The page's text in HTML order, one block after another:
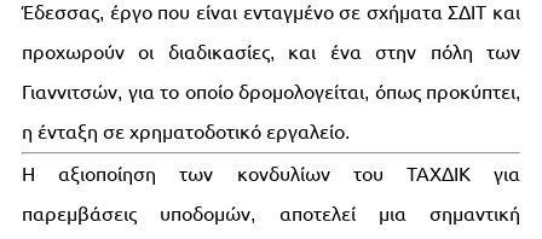
Έδεσσας, έργο που είναι ενταγμένο σε σχήματα ΣΔΙΤ και
προχωρούν οι διαδικασίες, και ένα στην πόλη των
Γιαννιτσών, για το οποίο δρομολογείται, όπως προκύπτει,
η ένταξη σε χρηματοδοτικό εργαλείο.
Η αξιοποίηση των κονδυλίων του ΤΑΧΔΙΚ για
παρεμβάσεις υποδομών, αποτελεί μια σημαντική